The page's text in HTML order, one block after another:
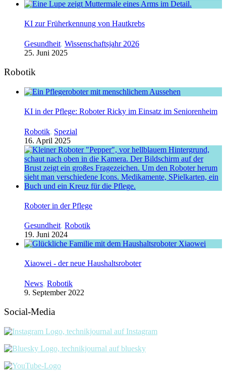
KI zur Früherkennung von Hautkrebs
Gesundheit, Wissenschaftsjahr 2026
25. Juni 2025
Robotik
KI in der Pflege: Roboter Ricky im Einsatz im Seniorenheim
Robotik, Spezial
16. April 2025
Roboter in der Pflege
Gesundheit, Robotik
19. Juni 2024
Xiaowei - der neue Haushaltsroboter
News, Robotik
9. September 2022
Social-Media